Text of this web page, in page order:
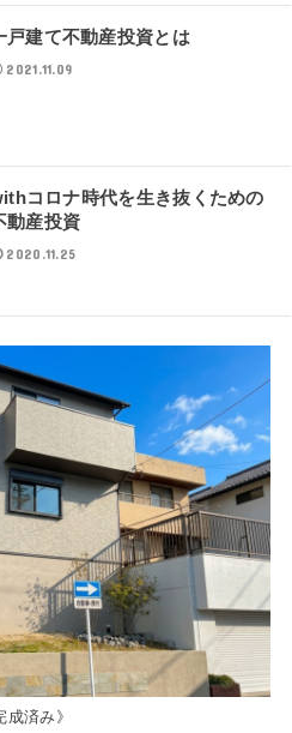
戸建て不動産投資とは
2021.11.09
コロナ時代を生き抜くための
動産投資
2020.11.25
成済み》